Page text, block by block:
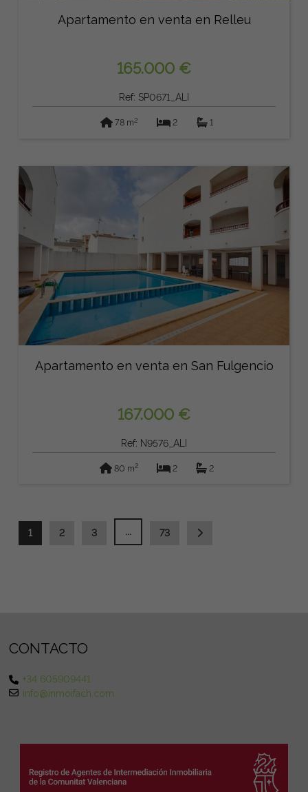
Apartamento en venta en Relleu
165.000 €
Ref: SP0671_ALI
78 m2 2 1
Apartamento en venta en San Fulgencio
167.000 €
Ref: N9576_ALI
80 m2 2 2
1 2 3 ... 73
CONTACTO
+34 605909441
info@inmoifach.com